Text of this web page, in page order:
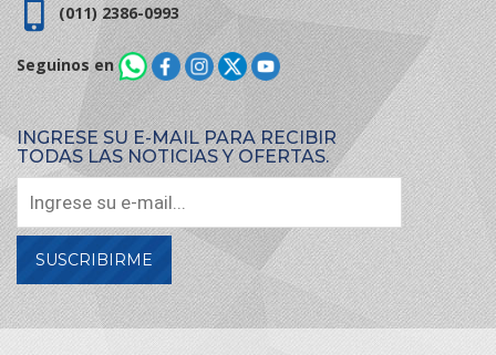
(011) 2386-0993
Seguinos en
INGRESE SU E-MAIL PARA RECIBIR
TODAS LAS NOTICIAS Y OFERTAS.
SUSCRIBIRME